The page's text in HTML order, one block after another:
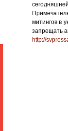
митингов в
запрещать
http://